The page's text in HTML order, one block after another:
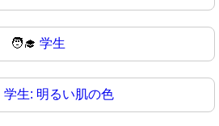
🧑‍🎓 学生
学生: 明るい肌の色